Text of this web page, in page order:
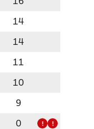
16
14
14
11
10
9
0 ! !